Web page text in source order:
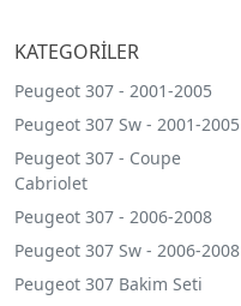
KATEGORİLER
Peugeot 307 - 2001-2005
Peugeot 307 Sw - 2001-2005
Peugeot 307 - Coupe
Cabriolet
Peugeot 307 - 2006-2008
Peugeot 307 Sw - 2006-2008
Peugeot 307 Bakim Seti